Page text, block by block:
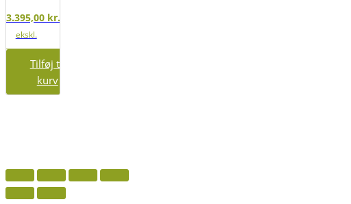
3.395,00 kr.
ekskl.
moms
Tilføj til
kurv